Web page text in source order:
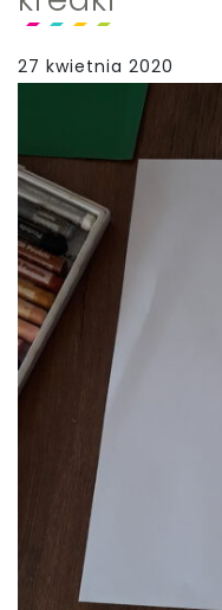
27 kwietnia 2020